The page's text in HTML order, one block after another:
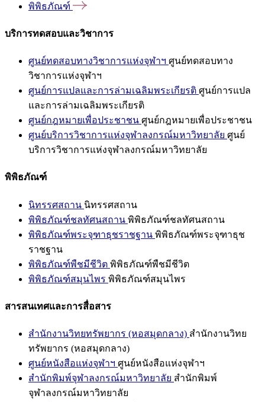
พิพิธภัณฑ์
บริการทดสอบและวิชาการ
ศูนย์ทดสอบทางวิชาการแห่งจุฬาฯ ศูนย์ทดสอบทาง
วิชาการแห่งจุฬาฯ
ศูนย์การแปลและการล่ามเฉลิมพระเกียรติ ศูนย์การแปล
และการล่ามเฉลิมพระเกียรติ
ศูนย์กฎหมายเพื่อประชาชน ศูนย์กฎหมายเพื่อประชาชน
ศูนย์บริการวิชาการแห่งจุฬาลงกรณ์มหาวิทยาลัย ศูนย์
บริการวิชาการแห่งจุฬาลงกรณ์มหาวิทยาลัย
พิพิธภัณฑ์
นิทรรศสถาน นิทรรศสถาน
พิพิธภัณฑ์ชลทัศนสถาน พิพิธภัณฑ์ชลทัศนสถาน
พิพิธภัณฑ์พระจุฑาธุชราชฐาน พิพิธภัณฑ์พระจุฑาธุช
ราชฐาน
พิพิธภัณฑ์พืชมีชีวิต พิพิธภัณฑ์พืชมีชีวิต
พิพิธภัณฑ์สมุนไพร พิพิธภัณฑ์สมุนไพร
สารสนเทศและการสื่อสาร
สำนักงานวิทยทรัพยากร (หอสมุดกลาง) สำนักงานวิทย
ทรัพยากร (หอสมุดกลาง)
ศูนย์หนังสือแห่งจุฬาฯ ศูนย์หนังสือแห่งจุฬาฯ
สำนักพิมพ์จุฬาลงกรณ์มหาวิทยาลัย สำนักพิมพ์
จุฬาลงกรณ์มหาวิทยาลัย